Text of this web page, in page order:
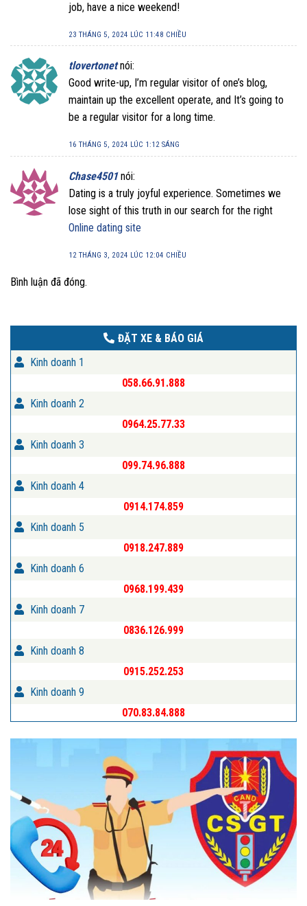
job, have a nice weekend!
23 THÁNG 5, 2024 LÚC 11:48 CHIỀU
tlovertonet nói:
Good write-up, I’m regular visitor of one’s blog,
maintain up the excellent operate, and It’s going to
be a regular visitor for a long time.
16 THÁNG 5, 2024 LÚC 1:12 SÁNG
Chase4501 nói:
Dating is a truly joyful experience. Sometimes we
lose sight of this truth in our search for the right
Online dating site
12 THÁNG 3, 2024 LÚC 12:04 CHIỀU
Bình luận đã đóng.
ĐẶT XE & BÁO GIÁ
Kinh doanh 1
058.66.91.888
Kinh doanh 2
0964.25.77.33
Kinh doanh 3
099.74.96.888
Kinh doanh 4
0914.174.859
Kinh doanh 5
0918.247.889
Kinh doanh 6
0968.199.439
Kinh doanh 7
0836.126.999
Kinh doanh 8
0915.252.253
Kinh doanh 9
070.83.84.888